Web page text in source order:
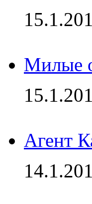
Милые
Агент